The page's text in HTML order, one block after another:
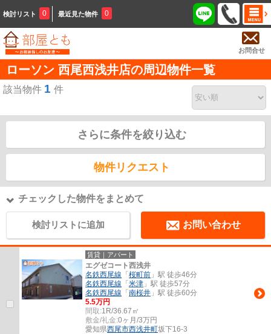
検討リスト 0 最近見た物件 0
お問合せ
ローソン 西尾西浅井店の周辺物件一覧
該当物件 1 件
さらに条件を絞り込む
物件リクエスト
チェックした物件をまとめて
検討リストに追加 お問い合わせ
賃貸｜アパート
エグゼコート西浅井
名鉄西尾線 「 桜町前 」駅 徒歩46分
名鉄西尾線 「 米津 」駅 徒歩57分
名鉄西尾線 「 南桜井 」駅 徒歩60分
5.5万円
間取:1R/36.67㎡
敷金/礼金:0ヶ月/3万円
愛知県西尾市西浅井町坂下16-3